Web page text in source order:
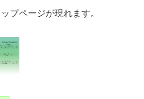
プページが現れます。